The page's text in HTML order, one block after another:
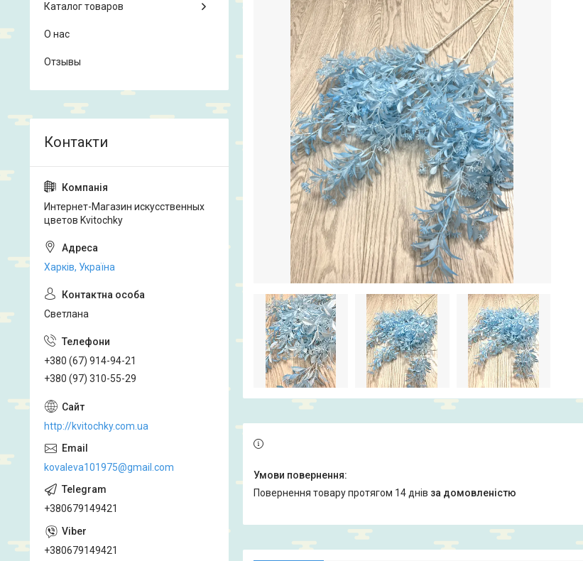
повернення товару протягом 14 днів за домовленістю
Каталог товаров
О нас
Отзывы
Интернет-Магазин искусственных
цветов Kvitochky
Харків, Україна
Светлана
+380 (67) 914-94-21
+380 (97) 310-55-29
http://kvitochky.com.ua
kovaleva101975@gmail.com
+380679149421
+380679149421